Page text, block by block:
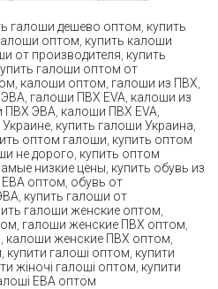
галоши дешево оптом купить
оптом купить калоши
от производителя купить
галоши оптом от
калоши оптом галоши из ПВХ
галоши ПВХ EVA калоши из
ПВХ ЭВА калоши ПВХ EVA
купить галоши Украина
оптом галоши купить оптом
не дорого купить оптом
низкие цены купить обувь из
ЕВА оптом обувь от
купить галоши от
галоши женские оптом
галоши женские ПВХ оптом
калоши женские ПВХ оптом
купити галоші оптом купити
жіночі галоші оптом купити
ЕВА оптом